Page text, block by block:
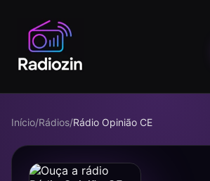
Início/Rádios/Rádio Opinião CE